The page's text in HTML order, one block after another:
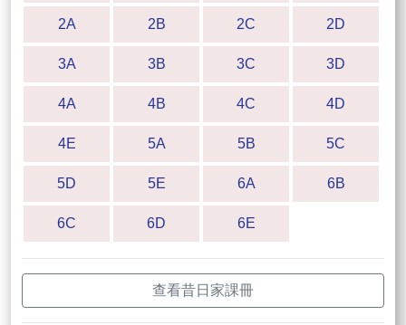
2A 2B 2C 2D
3A 3B 3C 3D
4A 4B 4C 4D
4E 5A 5B 5C
5D 5E 6A 6B
6C 6D 6E
查看昔日家課冊